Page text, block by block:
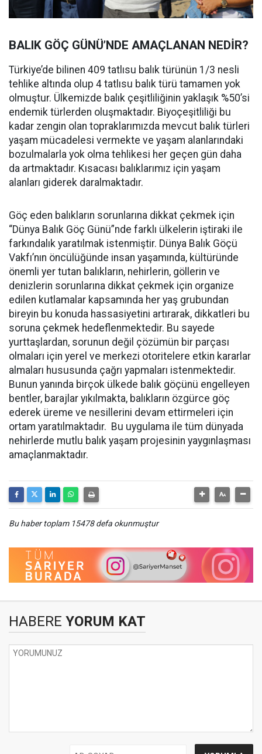
BALIK GÖÇ GÜNÜ’NDE AMAÇLANAN NEDİR?
Türkiye’de bilinen 409 tatlısu balık türünün 1/3 nesli
tehlike altında olup 4 tatlısu balık türü tamamen yok
olmuştur. Ülkemizde balık çeşitliliğinin yaklaşık %50’si
endemik türlerden oluşmaktadır. Biyoçeşitliliği bu
kadar zengin olan topraklarımızda mevcut balık türleri
yaşam mücadelesi vermekte ve yaşam alanlarındaki
bozulmalarla yok olma tehlikesi her geçen gün daha
da artmaktadır. Kısacası balıklarımız için yaşam
alanları giderek daralmaktadır.
Göç eden balıkların sorunlarına dikkat çekmek için
“Dünya Balık Göç Günü”nde farklı ülkelerin iştiraki ile
farkındalık yaratılmak istenmiştir. Dünya Balık Göçü
Vakfı’nın öncülüğünde insan yaşamında, kültüründe
önemli yer tutan balıkların, nehirlerin, göllerin ve
denizlerin sorunlarına dikkat çekmek için organize
edilen kutlamalar kapsamında her yaş grubundan
bireyin bu konuda hassasiyetini artırarak, dikkatleri bu
soruna çekmek hedeflenmektedir. Bu sayede
yurttaşlardan, sorunun değil çözümün bir parçası
olmaları için yerel ve merkezi otoritelere etkin kararlar
almaları hususunda çağrı yapmaları istenmektedir.
Bunun yanında birçok ülkede balık göçünü engelleyen
bentler, barajlar yıkılmakta, balıkların özgürce göç
ederek üreme ve nesillerini devam ettirmeleri için
ortam yaratılmaktadır. Bu uygulama ile tüm dünyada
nehirlerde mutlu balık yaşam projesinin yaygınlaşması
amaçlanmaktadır.
Bu haber toplam 15478 defa okunmuştur
HABERE YORUM KAT